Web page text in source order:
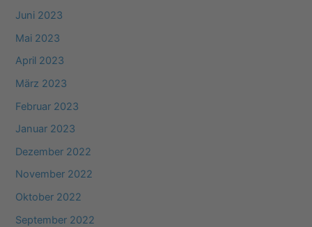
Juni 2023
Mai 2023
April 2023
März 2023
Februar 2023
Januar 2023
Dezember 2022
November 2022
Oktober 2022
September 2022